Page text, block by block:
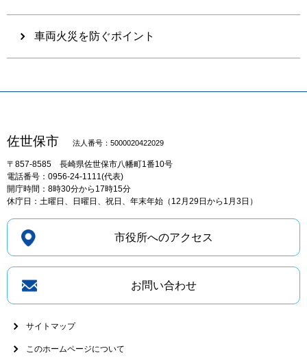
車両火災を防ぐポイント
佐世保市 法人番号：5000020422029
〒857-8585 長崎県佐世保市八幡町1番10号
電話番号：0956-24-1111(代表)
開庁時間：8時30分から17時15分
休庁日：土曜日、日曜日、祝日、年末年始（12月29日から1月3日）
市役所へのアクセス
お問い合わせ
サイトマップ
このホームページについて